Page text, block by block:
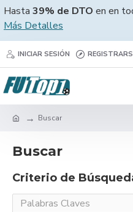
Hasta 39% de DTO en en
Más Detalles
INICIAR SESIÓN
Buscar
Buscar
Criterio de